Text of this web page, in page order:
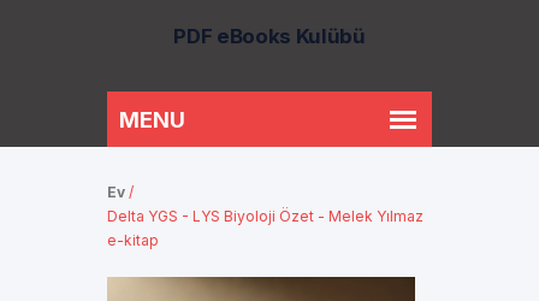
PDF eBooks Kulübü
Ev /
Delta YGS - LYS Biyoloji Özet - Melek Yılmaz
e-kitap